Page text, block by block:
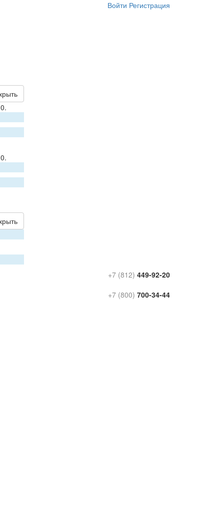
Войти Регистрация
+7 (812) 449-92-20
+7 (800) 700-34-44